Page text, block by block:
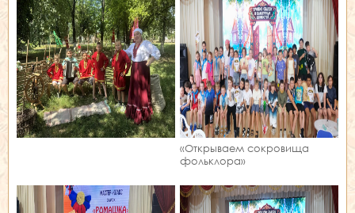
«Открываем сокровища
фольклора»